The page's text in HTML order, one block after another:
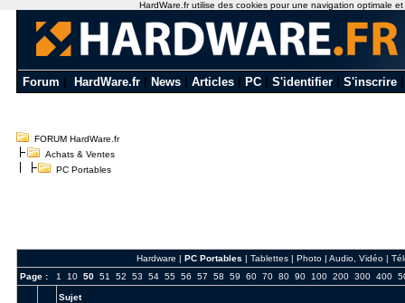
Forum HardWare.fr News Articles PC S'identifier S'inscrire
FORUM HardWare.fr
Achats & Ventes
PC Portables
Hardware |PC Portables |Tablettes |Photo |Audio, Vidéo |
Page :
1 10 50 51 52 53 54 55 56 57 58 59 60 70 80 90 100 200 300 400
Sujet
HardWare.fr utilise des cookies pour une navigation optimale